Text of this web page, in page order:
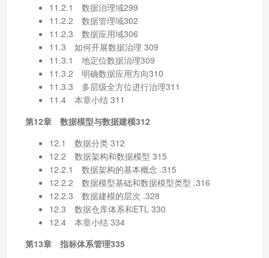
11.2.1 数据治理域299
11.2.2 数据管理域302
11.2.3 数据应用域306
11.3 如何开展数据治理 309
11.3.1 地定位数据治理309
11.3.2 明确数据应用方向310
11.3.3 多层级全方位进行治理311
11.4 本章小结 311
第12章 数据模型与数据建模312
12.1 数据分类 312
12.2 数据架构和数据模型 315
12.2.1 数据架构的基本概念 .315
12.2.2 数据模型基础和数据模型类型 .316
12.2.3 数据建模的层次 .328
12.3 数据仓库体系和ETL 330
12.4 本章小结 334
第13章 指标体系管理335